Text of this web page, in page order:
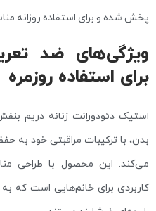
پخش شده و برای استفاده روزانه
ویژگی‌های ضد
برای استفاده روزمره
استیک دئودورانت زنانه دریم
بدن، با ترکیبات مراقبتی خود
می‌کند. این محصول با طراحی
کاربردی برای خانم‌هایی است که